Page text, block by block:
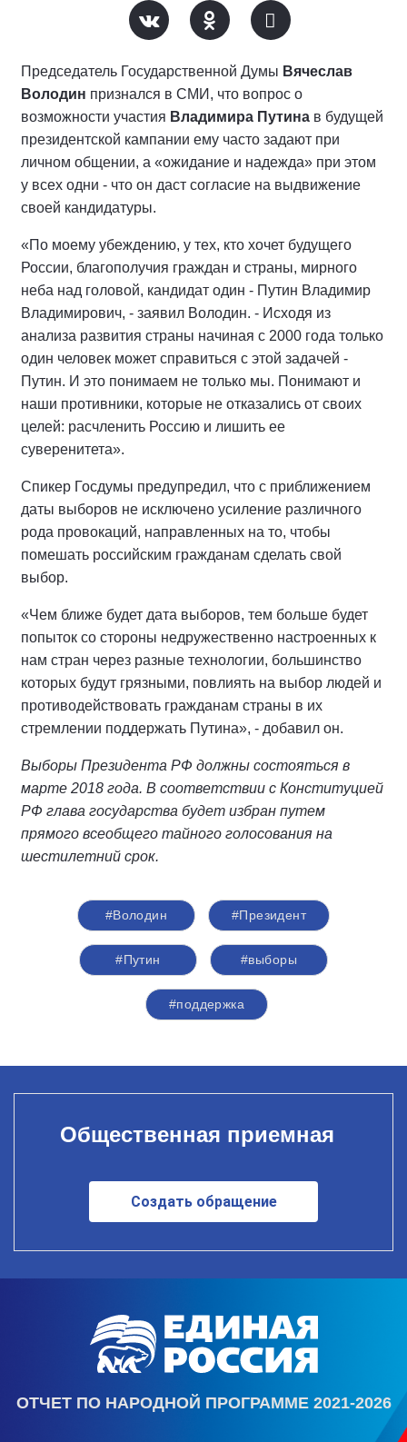
Председатель Государственной Думы Вячеслав
Володин признался в СМИ, что вопрос о
возможности участия Владимира Путина в будущей
президентской кампании ему часто задают при
личном общении, а «ожидание и надежда» при этом
у всех одни - что он даст согласие на выдвижение
своей кандидатуры.
«По моему убеждению, у тех, кто хочет будущего
России, благополучия граждан и страны, мирного
неба над головой, кандидат один - Путин Владимир
Владимирович, - заявил Володин. - Исходя из
анализа развития страны начиная с 2000 года только
один человек может справиться с этой задачей -
Путин. И это понимаем не только мы. Понимают и
наши противники, которые не отказались от своих
целей: расчленить Россию и лишить ее
суверенитета».
Спикер Госдумы предупредил, что с приближением
даты выборов не исключено усиление различного
рода провокаций, направленных на то, чтобы
помешать российским гражданам сделать свой
выбор.
«Чем ближе будет дата выборов, тем больше будет
попыток со стороны недружественно настроенных к
нам стран через разные технологии, большинство
которых будут грязными, повлиять на выбор людей и
противодействовать гражданам страны в их
стремлении поддержать Путина», - добавил он.
Выборы Президента РФ должны состояться в
марте 2018 года. В соответствии с Конституцией
РФ глава государства будет избран путем
прямого всеобщего тайного голосования на
шестилетний срок.
#Володин #Президент
#Путин #выборы
#поддержка
Общественная приемная
Создать обращение
ОТЧЕТ ПО НАРОДНОЙ ПРОГРАММЕ 2021-2026